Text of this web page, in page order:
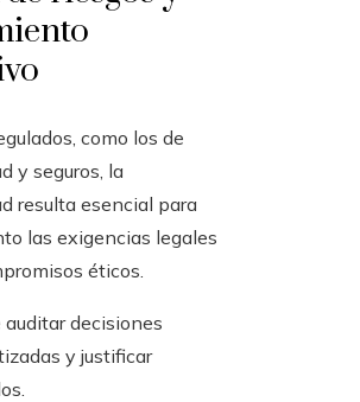
como los de
y seguros, la
resulta esencial para
las exigencias legales
éticos.
auditar decisiones
y justificar